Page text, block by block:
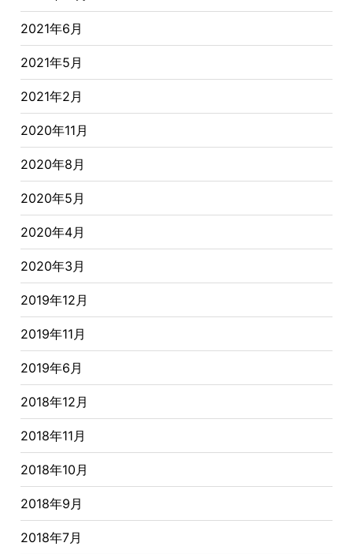
2021年6月
2021年5月
2021年2月
2020年11月
2020年8月
2020年5月
2020年4月
2020年3月
2019年12月
2019年11月
2019年6月
2018年12月
2018年11月
2018年10月
2018年9月
2018年7月